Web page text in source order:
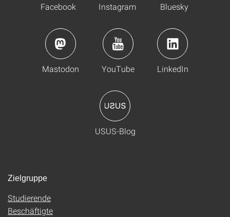
Facebook Instagram Bluesky
Mastodon YouTube LinkedIn
USUS-Blog
Zielgruppe
Studierende
Beschäftigte